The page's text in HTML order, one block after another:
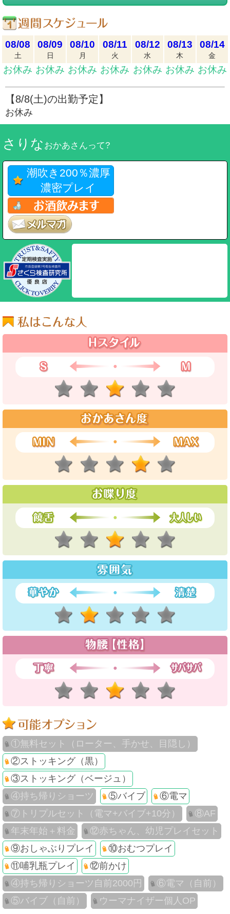
08/08
土
お休み
08/09
日
お休み
08/10
月
お休み
08/11
火
お休み
08/12
水
お休み
08/13
木
お休み
08/14
金
お休み
【8/8(土)の出勤予定】
お休み
さりな おかあさんって?
潮吹き200％濃厚
濃密プレイ
①無料セット（ローター、手かせ、目隠し）
②ストッキング（黒）
③ストッキング（ベージュ）
④持ち帰りショーツ
⑤バイブ
⑥電マ
⑦トリプルセット（電マ+バイブ+10分）
⑧AF
年末年始＋料金
⑫赤ちゃん、幼児プレイセット
⑨おしゃぶりプレイ
⑩おむつプレイ
⑪哺乳瓶プレイ
⑫前かけ
④持ち帰りショーツ自前2000円
⑥電マ（自前）
⑤バイブ（自前）
ウーマナイザー個人OP